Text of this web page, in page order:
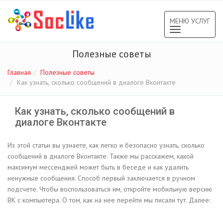
МЕНЮ УСЛУГ
navigation
Полезные советы
Главная
Полезные советы
Как узнать, сколько сообщений в диалоге Вконтакте
Как узнать, сколько сообщений в
диалоге Вконтакте
Из этой статьи вы узнаете, как легко и безопасно узнать, сколько
сообщений в диалоге Вконтакте. Также мы расскажем, какой
максимум мессенджей может быть в беседе и как удалить
ненужные сообщения. Способ первый заключается в ручном
подсчете. Чтобы воспользоваться им, откройте мобильную версию
ВК с компьютера. О том, как на нее перейти мы писали тут. Далее: